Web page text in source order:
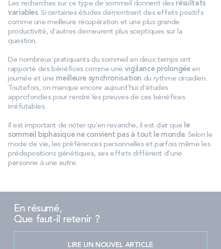
Les recherches sur ce type de sommeil donnent des résultats
variables. Si certaines études démontrent des effets positifs
comme une meilleure récupération et une plus grande
productivité, d’autres demeurent plus sceptiques sur la
question.
De nombreux pratiquants du sommeil en deux temps ont
rapporté des bénéfices comme une vigilance prolongéeen
journée et une meilleure synchronisation du rythme circadien.
Toutefois, on manque encore aujourd’hui d’études
approfondies pour rendre les preuves de ces bénéfices
irréfutables.
Il est important de noter qu’en revanche, il est clair que le
sommeil biphasique ne convient pas à tout le monde. Selon le
mode de vie, les préférences personnelles et parfois même les
prédispositions génétiques, ses effets diffèrent d’une
personne à une autre.
En résumé,
Que faut-il retenir ?
LIRE UN NOUVEL ARTICLE